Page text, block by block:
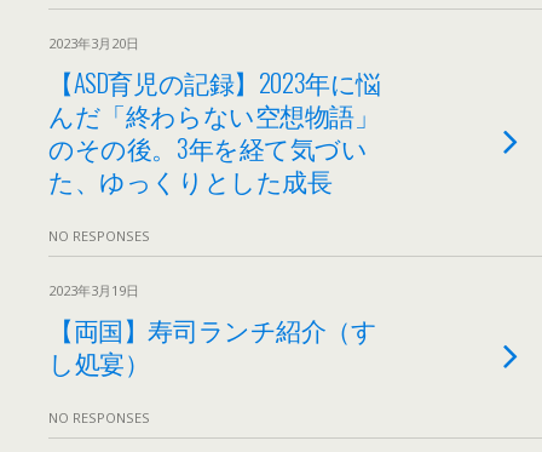
2023年3月20日
【ASD育児の記録】2023年に悩
んだ「終わらない空想物語」
のその後。3年を経て気づい
た、ゆっくりとした成長
NO RESPONSES
2023年3月19日
【両国】寿司ランチ紹介（す
し処宴）
NO RESPONSES